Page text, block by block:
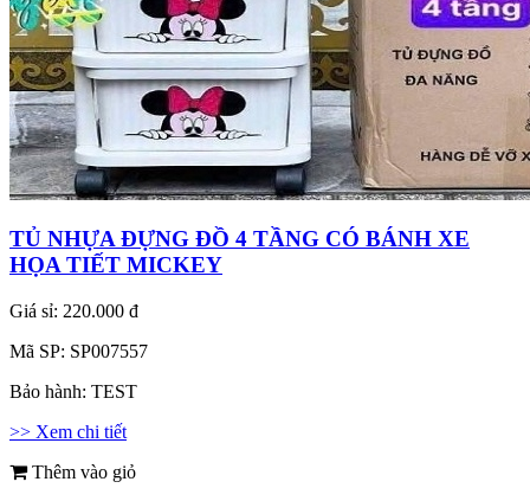
TỦ NHỰA ĐỰNG ĐỒ 4 TẦNG CÓ BÁNH XE
HỌA TIẾT MICKEY
Giá sỉ: 220.000 đ
Mã SP: SP007557
Bảo hành: TEST
>> Xem chi tiết
Thêm vào giỏ